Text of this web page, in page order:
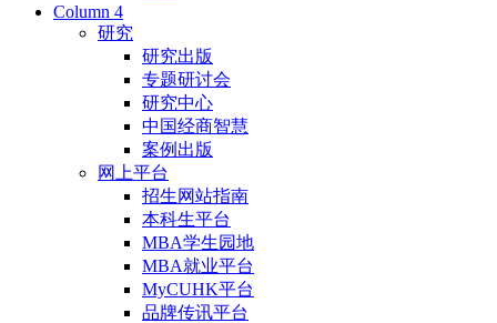
Column 4
研究
研究出版
专题研讨会
研究中心
中国经商智慧
案例出版
网上平台
招生网站指南
本科生平台
MBA学生园地
MBA就业平台
MyCUHK平台
品牌传讯平台